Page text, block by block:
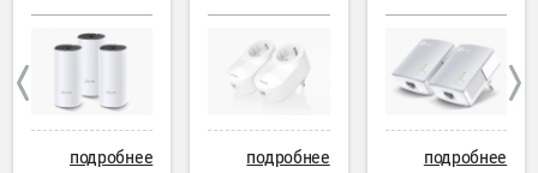
подробнее подробнее подробнее